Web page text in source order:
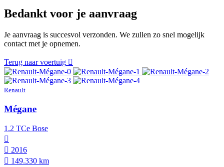
Bedankt voor je aanvraag
Je aanvraag is succesvol verzonden. We zullen zo snel mogelijk
contact met je opnemen.
Terug naar voertuig
Renault
Mégane
1.2 TCe Bose
2016
149.330 km